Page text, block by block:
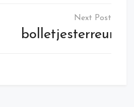
bolletjesterreur